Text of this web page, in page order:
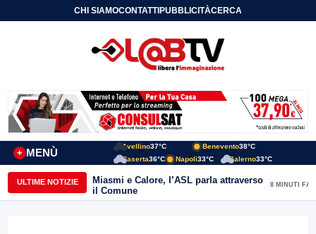
CHI SIAMOCONTATTIPUBBLICITÀCERCA
MENÙ
+
Avellino37°C Benevento38°C
Caserta36°C Napoli33°C Salerno33°C
ULTIME NOTIZIE
Miasmi e Calore, l’ASL parla attraverso
il Comune
8 MINUTI FA